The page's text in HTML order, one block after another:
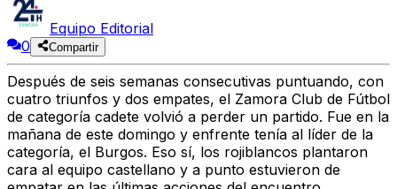
Equipo Editorial
0
Compartir
Después de seis semanas consecutivas puntuando, con
cuatro triunfos y dos empates, el Zamora Club de Fútbol
de categoría cadete volvió a perder un partido. Fue en la
mañana de este domingo y enfrente tenía al líder de la
categoría, el Burgos. Eso sí, los rojiblancos plantaron
cara al equipo castellano y a punto estuvieron de